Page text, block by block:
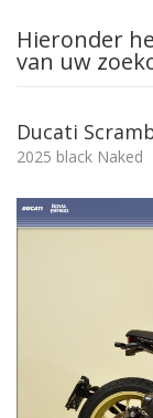
Hieronder
van uw
Ducati
2025 black Naked